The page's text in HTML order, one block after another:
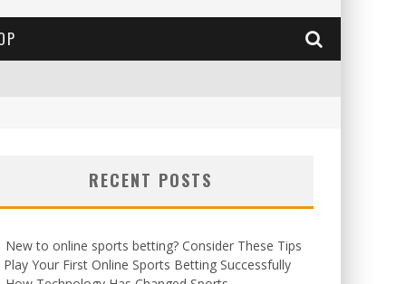
RECENT POSTS
New to online sports betting? Consider These Tips
Your First Online Sports Betting Successfully